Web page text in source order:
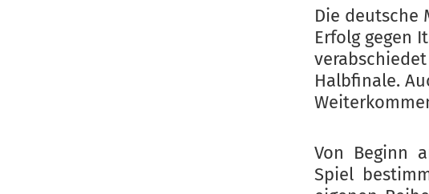
Die deutsche
Erfolg gegen
Halbfinale.
Von Beginn
Spiel